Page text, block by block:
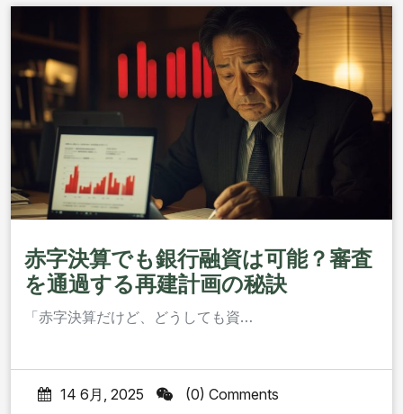
赤字決算でも銀行融資は可能？審査
を通過する再建計画の秘訣
「赤字決算だけど、どうしても資…
14 6月, 2025
(0) Comments